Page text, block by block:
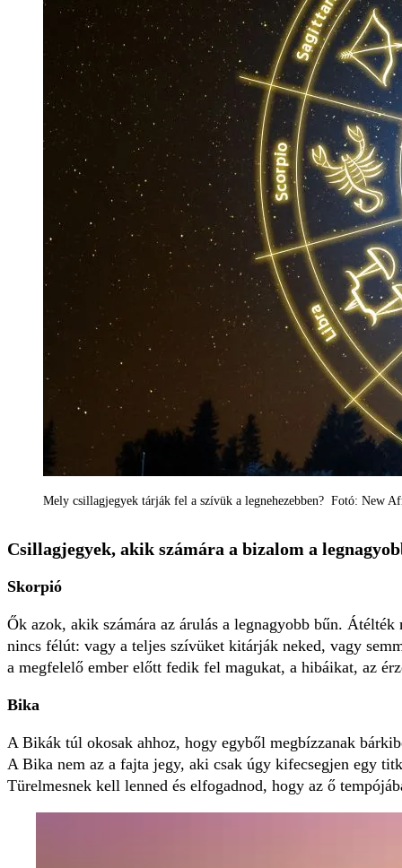
Mely csillagjegyek tárják fel a szívük a legnehezebben? Fotó: New
Csillagjegyek, akik számára a bizalom a
Skorpió
Ők azok, akik számára az árulás a legnagyobb bűn.
nincs félút: vagy a teljes szívüket kitárják neked, vagy
a megfelelő ember előtt fedik fel magukat, a hibáikat, az
Bika
A Bikák túl okosak ahhoz, hogy egyből megbízzanak
A Bika nem az a fajta jegy, aki csak úgy kifecsegjen egy
Türelmesnek kell lenned és elfogadnod, hogy az ő